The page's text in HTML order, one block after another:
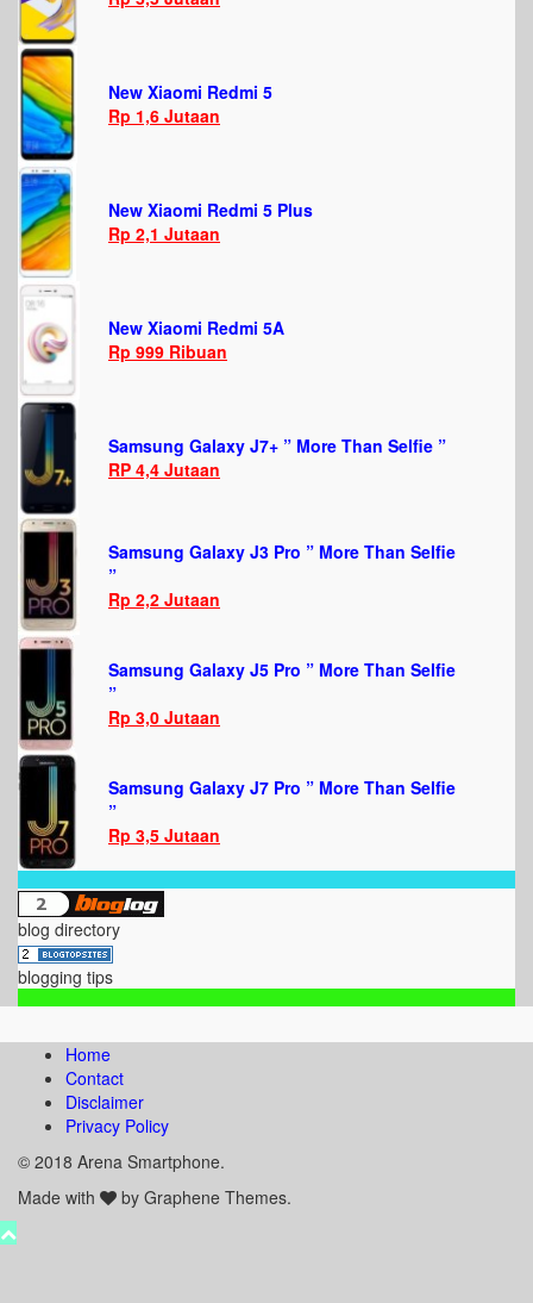
New Xiaomi Redmi 5
Rp 1,6 Jutaan
New Xiaomi Redmi 5 Plus
Rp 2,1 Jutaan
New Xiaomi Redmi 5A
Rp 999 Ribuan
Samsung Galaxy J7+ ” More Than Selfie ”
RP 4,4 Jutaan
Samsung Galaxy J3 Pro ” More Than Selfie
”
Rp 2,2 Jutaan
Samsung Galaxy J5 Pro ” More Than Selfie
”
Rp 3,0 Jutaan
Samsung Galaxy J7 Pro ” More Than Selfie
”
Rp 3,5 Jutaan
blog directory
blogging tips
Home
Contact
Disclaimer
Privacy Policy
© 2018 Arena Smartphone.
Made with
by Graphene Themes.